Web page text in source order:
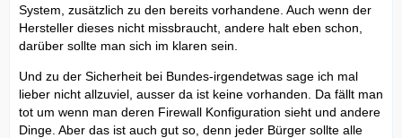
System, zusätzlich zu den bereits vorhandene. Auch wenn der
Hersteller dieses nicht missbraucht, andere halt eben schon,
darüber sollte man sich im klaren sein.
Und zu der Sicherheit bei Bundes-irgendetwas sage ich mal
lieber nicht allzuviel, ausser da ist keine vorhanden. Da fällt man
tot um wenn man deren Firewall Konfiguration sieht und andere
Dinge. Aber das ist auch gut so, denn jeder Bürger sollte alle